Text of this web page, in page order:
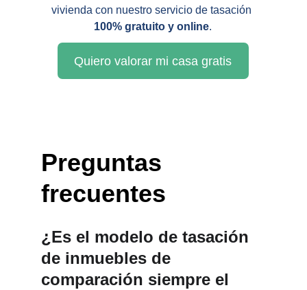
Quiero valorar mi casa gratis
vivienda con nuestro servicio de tasación
100% gratuito y online.
Preguntas
frecuentes
¿Es el modelo de tasación
de inmuebles de
comparación siempre el